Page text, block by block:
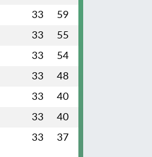
33 59
33 55
33 54
33 48
33 40
33 40
33 37